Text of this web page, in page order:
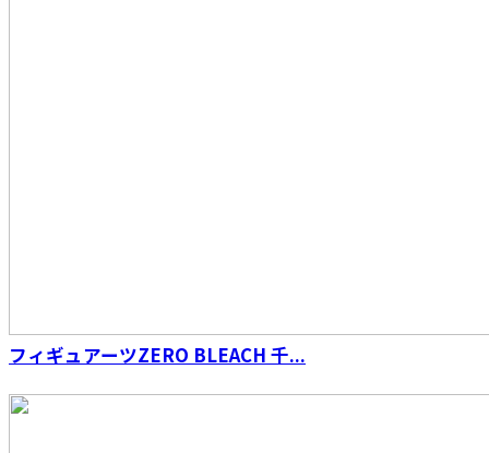
フィギュアーツZERO BLEACH 千...